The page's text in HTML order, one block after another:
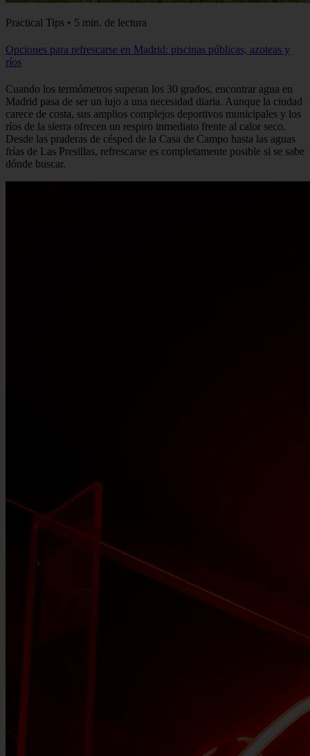
Practical Tips • 5 min. de lectura
Opciones para refrescarse en Madrid: piscinas públicas, azoteas y
ríos
Cuando los termómetros superan los 30 grados, encontrar agua en
Madrid pasa de ser un lujo a una necesidad diaria. Aunque la ciudad
carece de costa, sus amplios complejos deportivos municipales y los
ríos de la sierra ofrecen un respiro inmediato frente al calor seco.
Desde las praderas de césped de la Casa de Campo hasta las aguas
frías de Las Presillas, refrescarse es completamente posible si se sabe
dónde buscar.